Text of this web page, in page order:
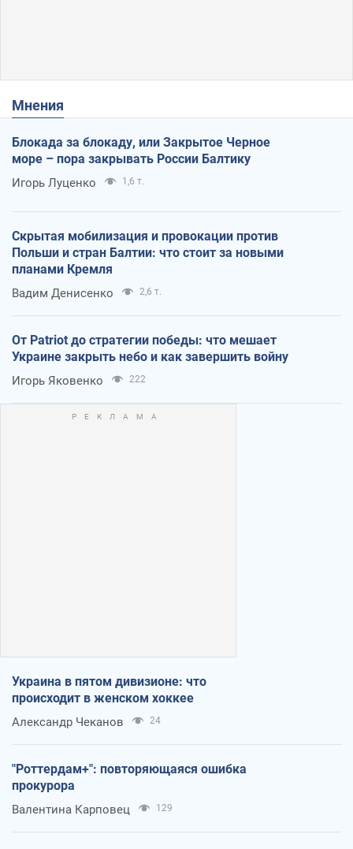
Мнения
Блокада за блокаду, или Закрытое Черное
море – пора закрывать России Балтику
Игорь Луценко 1,6 т.
Скрытая мобилизация и провокации против
Польши и стран Балтии: что стоит за новыми
планами Кремля
Вадим Денисенко 2,6 т.
От Patriot до стратегии победы: что мешает
Украине закрыть небо и как завершить войну
Игорь Яковенко 222
Украина в пятом дивизионе: что
происходит в женском хоккее
Александр Чеканов 24
"Роттердам+": повторяющаяся ошибка
прокурора
Валентина Карповец 129